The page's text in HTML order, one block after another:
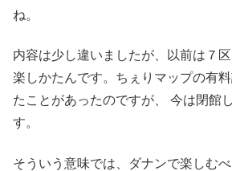
ね。
内容は少し違いましたが、以前は７
楽しかたんです。ちぇりマップの有
たことがあったのですが、 今は閉館
す。
そういう意味では、ダナンで楽しむ